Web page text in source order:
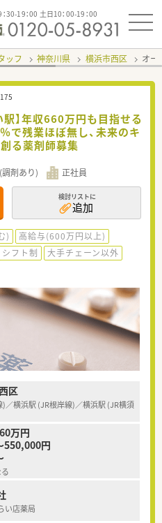
30-19：00 土日10：00-19：00
ッフ 神奈川県 横浜市西区 オ
】年収660万円も目指せる
で残業ほぼ無し、未来のキ
る薬剤師募集
剤あり) 正社員
検討リストに
追加
)
高給与(600万円以上)
シフト制
大手チェーン以外
区
／横浜駅 (JR根岸線)／横浜駅 (JR横須
万円
550,000円
い店薬局